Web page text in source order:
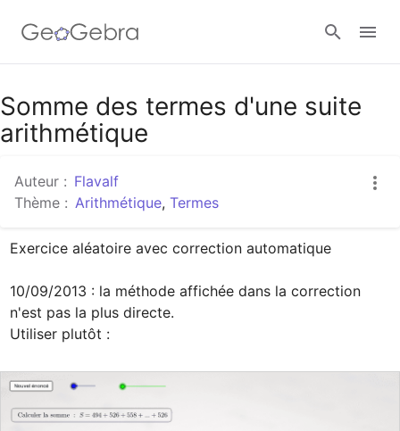
Google Classroom
Somme des termes d'une suite
arithmétique
Auteur : Flavalf
Thème : Arithmétique, Termes
Exercice aléatoire avec correction automatique
10/09/2013 : la méthode affichée dans la correction
n'est pas la plus directe.
Utiliser plutôt :